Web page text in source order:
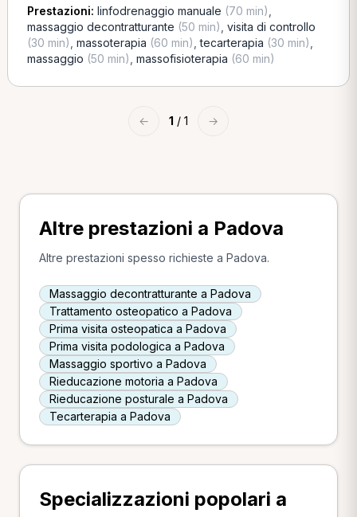
Prestazioni: linfodrenaggio manuale (70 min)
massaggio decontratturante (50 min) visita di controllo
(30 min) massoterapia (60 min) ,tecarterapia (30 min)
massaggio (50 min) massofisioterapia (60 min)
← 1 / 1 →
Altre prestazioni a Padova
Altre prestazioni spesso richieste a Padova.
Massaggio decontratturante a Padova
Trattamento osteopatico a Padova
Prima visita osteopatica a Padova
Prima visita podologica a Padova
Massaggio sportivo a Padova
Rieducazione motoria a Padova
Rieducazione posturale a Padova
Tecarterapia a Padova
Specializzazioni popolari a